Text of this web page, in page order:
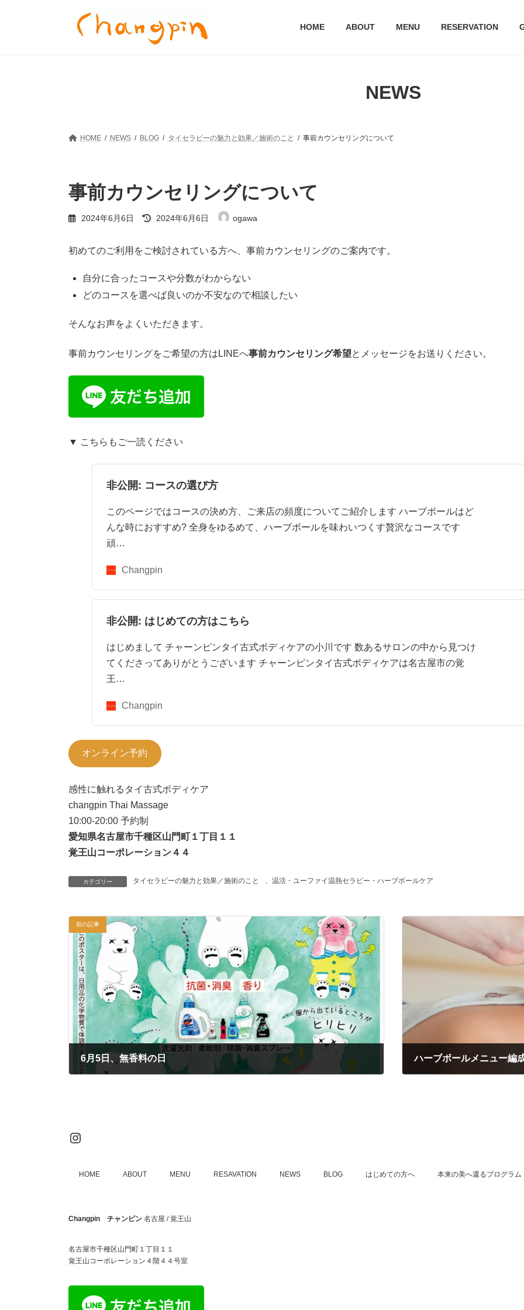
HOME ABOUT MENU RESERVATION
NEWS
HOME NEWS BLOG タイセラピーの魅力と効果／施術のこと 事前カウンセリングについて
事前カウンセリングについて
2024年6月6日
最
終
新
日
:
2024年6月6日 ogawa
初めてのご利用をご検討されている方へ、事前カウンセリングのご案内です。
自分に合ったコースや分数がわからない
どのコースを選べば良いのか不安なので相談したい
そんなお声をよくいただきます。
事前カウンセリングをご希望の方はLINEへ事前カウンセリング希望とメッセージをお送りください。
▼ こちらもご一読ください
非公開: コースの選び方
このページではコースの決め方、ご来店の頻度についてご紹介します ハーブボールはど
んな時におすすめ? 全身をゆるめて、ハーブボールを味わいつくす贅沢なコースです
頑…
Changpin
非公開: はじめての方はこちら
はじめまして チャーンピンタイ古式ボディケアの小川です 数あるサロンの中から見つけ
てくださってありがとうございます チャーンピンタイ古式ボディケアは名古屋市の覚
王…
Changpin
オンライン予約
感性に触れるタイ古式ボディケア
changpin Thai Massage
10:00-20:00 予約制
愛知県名古屋市千種区山門町１丁目１１
覚王山コーポレーション４４
カテゴリー タイセラピーの魅力と効果／施術のこと 温活・ユーファイ温熱セラピー・ハーブボールケア
前の記事
6月5日、無香料の日 ハーブボールメニュー編
Instagram
HOME ABOUT MENU RESAVATION NEWS BLOG はじめての方へ 本来の美へ還るプログラム
Changpin チャンピン 名古屋 / 覚王山
名古屋市千種区山門町１丁目１１
覚王山コーポレーション４階４４号室